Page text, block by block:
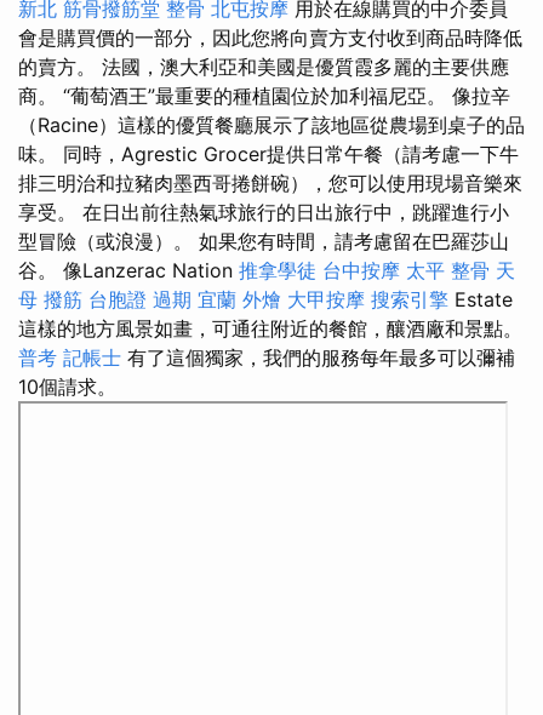
新北 筋骨撥筋堂 整骨 北屯按摩 用於在線購買的中介委員
會是購買價的一部分，因此您將向賣方支付收到商品時降低
的賣方。 法國，澳大利亞和美國是優質霞多麗的主要供應
商。 “葡萄酒王”最重要的種植園位於加利福尼亞。 像拉辛
（Racine）這樣的優質餐廳展示了該地區從農場到桌子的品
味。 同時，Agrestic Grocer提供日常午餐（請考慮一下牛
排三明治和拉豬肉墨西哥捲餅碗），您可以使用現場音樂來
享受。 在日出前往熱氣球旅行的日出旅行中，跳躍進行小
型冒險（或浪漫）。 如果您有時間，請考慮留在巴羅莎山
谷。 像Lanzerac Nation 推拿學徒 台中按摩 太平 整骨 天
母 撥筋 台胞證 過期 宜蘭 外燴 大甲按摩 搜索引擎 Estate
這樣的地方風景如畫，可通往附近的餐館，釀酒廠和景點。
普考 記帳士 有了這個獨家，我們的服務每年最多可以彌補
10個請求。